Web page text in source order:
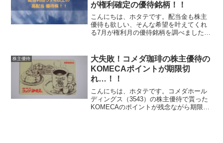
が権利確定の優待銘柄！！
こんにちは、ホタテです。配当金も株主
優待も欲しい、そんな希望を叶えてくれ
る7月が権利月の優待銘柄を調べました。
した。※株価は2023年6月16日時点コー
ド銘柄株価...
株主優待
大失敗！コメダ珈琲の株主優待の
KOMECAポイントが期限切
れ…！！
こんにちは、ホタテです。コメダホール
ディングス（3543）の株主優待で貰った
KOMECAのポイントが残念ながら期限切